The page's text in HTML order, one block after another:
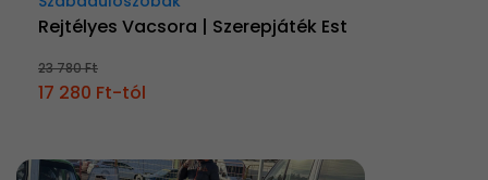
Rejtélyes Vacsora | Szerepjáték Est
23 780 Ft
17 280 Ft-tól